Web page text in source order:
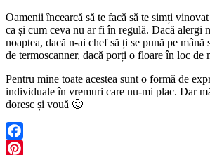
Oamenii încearcă să te facă să te simți
ca și cum ceva nu ar fi în regulă. Dacă alergi
noaptea, dacă n-ai chef să ți se pună pe mână
de termoscanner, dacă porți o floare în loc de
Pentru mine toate acestea sunt o formă de
individuale în vremuri care nu-mi plac. Dar
doresc și vouă 🙂
Facebook